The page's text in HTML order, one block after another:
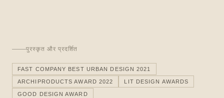
पुरस्कृत और प्रदर्शित
FAST COMPANY BEST URBAN DESIGN 2021
ARCHIPRODUCTS AWARD 2022 LIT DESIGN AWARDS
GOOD DESIGN AWARD